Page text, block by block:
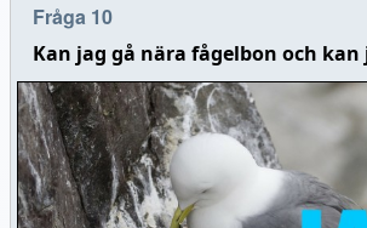
Fråga 10
Kan jag gå nära fågelbon och kan